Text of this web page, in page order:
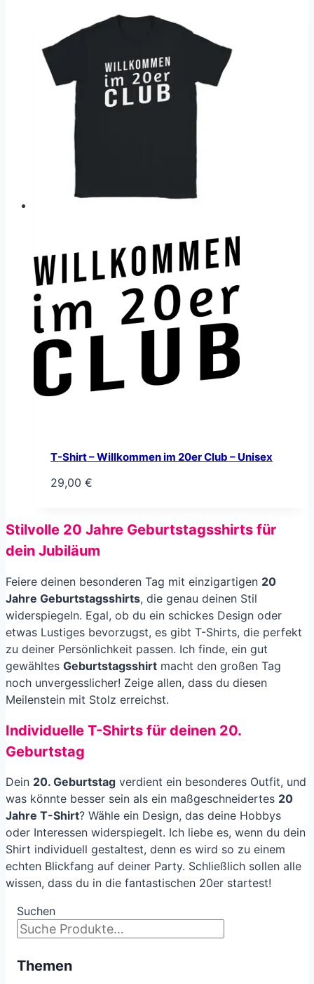
T-Shirt – Willkommen im 20er Club – Unisex
29,00 €
Stilvolle 20 Jahre Geburtstagsshirts für
dein Jubiläum
Feiere deinen besonderen Tag mit einzigartigen 20
Jahre Geburtstagsshirts, die genau deinen Stil
widerspiegeln. Egal, ob du ein schickes Design oder
etwas Lustiges bevorzugst, es gibt T-Shirts, die perfekt
zu deiner Persönlichkeit passen. Ich finde, ein gut
gewähltes Geburtstagsshirt macht den großen Tag
noch unvergesslicher! Zeige allen, dass du diesen
Meilenstein mit Stolz erreichst.
Individuelle T-Shirts für deinen 20.
Geburtstag
Dein 20. Geburtstag verdient ein besonderes Outfit, und
was könnte besser sein als ein maßgeschneidertes 20
Jahre T-Shirt? Wähle ein Design, das deine Hobbys
oder Interessen widerspiegelt. Ich liebe es, wenn du dein
Shirt individuell gestaltest, denn es wird so zu einem
echten Blickfang auf deiner Party. Schließlich sollen alle
wissen, dass du in die fantastischen 20er startest!
Suchen
Themen